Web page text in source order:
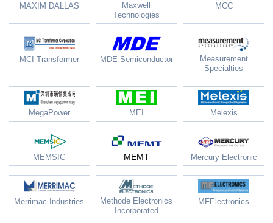
MAXIM DALLAS
Maxwell
Technologies
MCC
MCI Transformer MDE Semiconductor
Measurement
Specialties
MegaPower MEI Melexis
MEMSIC MEMT Mercury Electronic
Merrimac Industries
Methode Electronics
Incorporated
MFElectronics